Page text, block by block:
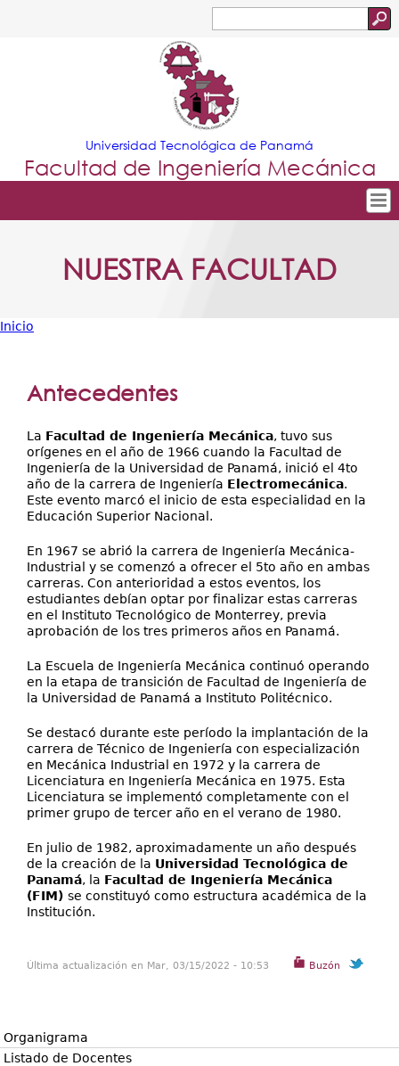
Jump to navigation
de
búsqueda
Universidad Tecnológica de Panamá
Facultad de Ingeniería Mecánica
Nuestra Facultad
Secretarías
Investigación+D+i
Servicios
NUESTRA FACULTAD
Inicio
Antecedentes
La Facultad de Ingeniería Mecánica, tuvo sus
orígenes en el año de 1966 cuando la Facultad de
Ingeniería de la Universidad de Panamá, inició el 4to
año de la carrera de Ingeniería Electromecánica.
Este evento marcó el inicio de esta especialidad en la
Educación Superior Nacional.
En 1967 se abrió la carrera de Ingeniería Mecánica-
Industrial y se comenzó a ofrecer el 5to año en ambas
carreras. Con anterioridad a estos eventos, los
estudiantes debían optar por finalizar estas carreras
en el Instituto Tecnológico de Monterrey, previa
aprobación de los tres primeros años en Panamá.
La Escuela de Ingeniería Mecánica continuó operando
en la etapa de transición de Facultad de Ingeniería de
la Universidad de Panamá a Instituto Politécnico.
Se destacó durante este período la implantación de la
carrera de Técnico de Ingeniería con especialización
en Mecánica Industrial en 1972 y la carrera de
Licenciatura en Ingeniería Mecánica en 1975. Esta
Licenciatura se implementó completamente con el
primer grupo de tercer año en el verano de 1980.
En julio de 1982, aproximadamente un año después
de la creación de la Universidad Tecnológica de
Panamá, la Facultad de Ingeniería Mecánica
(FIM) se constituyó como estructura académica de la
Institución.
Buzón
Última actualización en Mar, 03/15/2022 - 10:53
Organigrama
Listado de Docentes